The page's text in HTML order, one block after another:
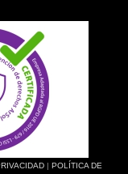
| POLÍTICA DE